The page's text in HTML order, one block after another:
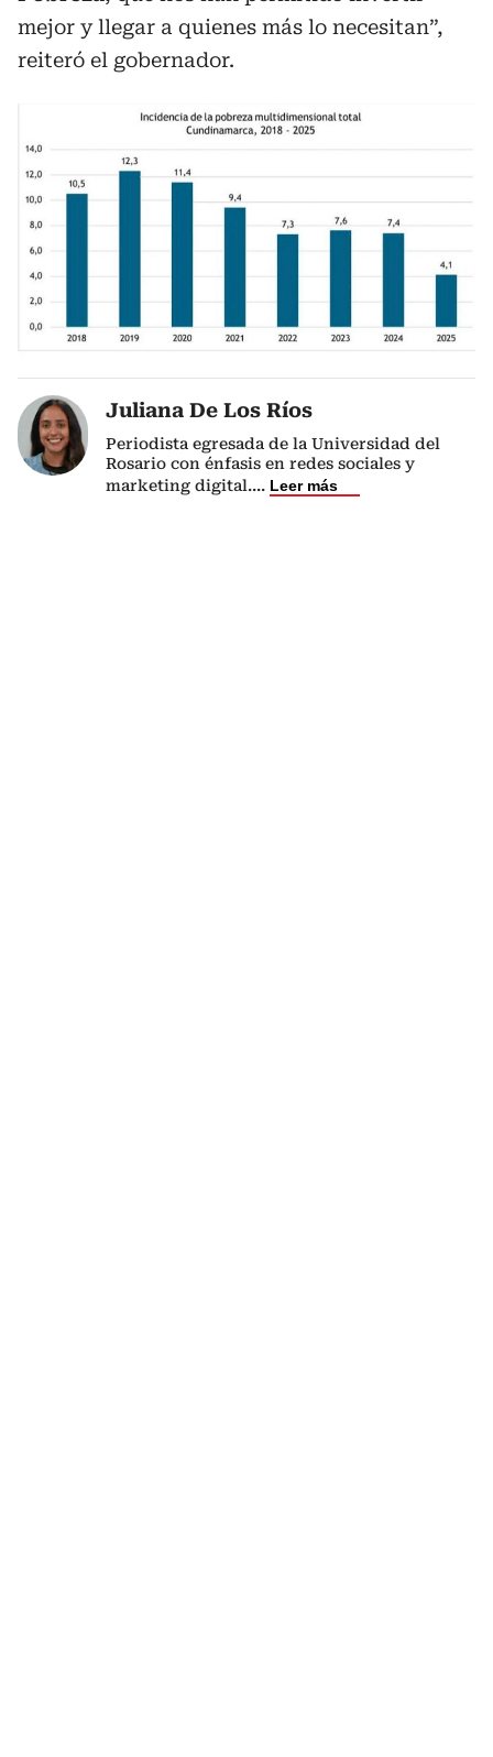
mejor y llegar a quienes más lo necesitan”,
reiteró el gobernador.
Juliana De Los Ríos
Periodista egresada de la Universidad del
Rosario con énfasis en redes sociales y
marketing digital.... Leer más